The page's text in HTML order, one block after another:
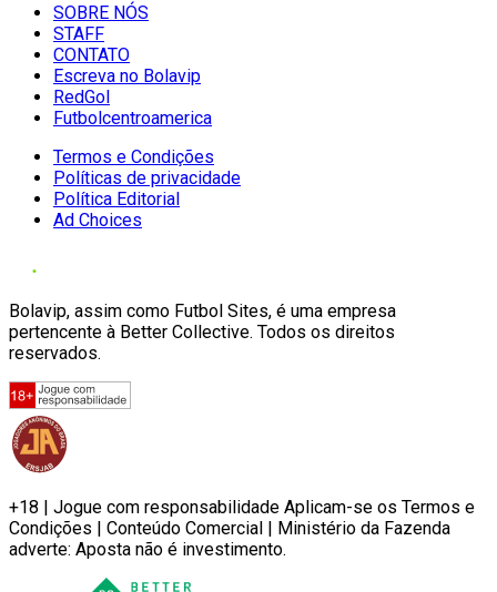
SOBRE NÓS
STAFF
CONTATO
Escreva no Bolavip
RedGol
Futbolcentroamerica
Termos e Condições
Políticas de privacidade
Política Editorial
Ad Choices
Bolavip, assim como Futbol Sites, é uma empresa
pertencente à Better Collective. Todos os direitos
reservados.
+18 | Jogue com responsabilidade Aplicam-se os Termos e
Condições | Conteúdo Comercial | Ministério da Fazenda
adverte: Aposta não é investimento.